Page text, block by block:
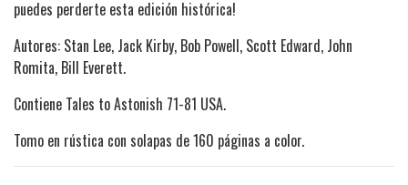
puedes perderte esta edición histórica!
Autores: Stan Lee, Jack Kirby, Bob Powell, Scott Edward, John
Romita, Bill Everett.
Contiene Tales to Astonish 71-81 USA.
Tomo en rústica con solapas de 160 páginas a color.